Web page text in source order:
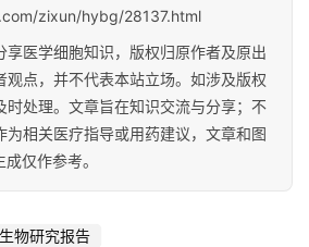
zixun/hybg/28137.html
享医学细胞知识，版权归原作者及原出
观点，并不代表本站立场。如涉及版权
时处理。文章旨在知识交流与分享；不
为相关医疗指导或用药建议，文章和图
仅作参考。
生物研究报告